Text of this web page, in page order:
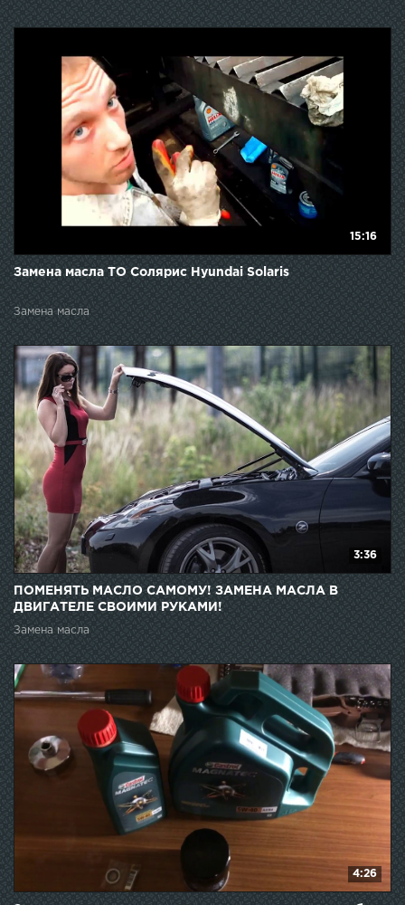
15:16
Замена масла ТО Солярис Hyundai Solaris
Замена масла
3:36
ПОМЕНЯТЬ МАСЛО САМОМУ! ЗАМЕНА МАСЛА В
ДВИГАТЕЛЕ СВОИМИ РУКАМИ!
Замена масла
4:26